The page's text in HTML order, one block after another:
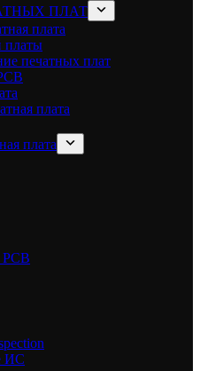
ПЛАТ
плата
платы
печатных плат
плата
плата
ИС